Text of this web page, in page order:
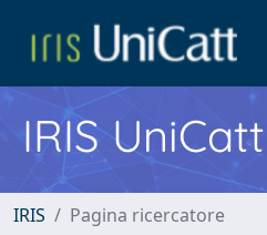
IRIS UniCatt
IRIS Pagina ricercatore